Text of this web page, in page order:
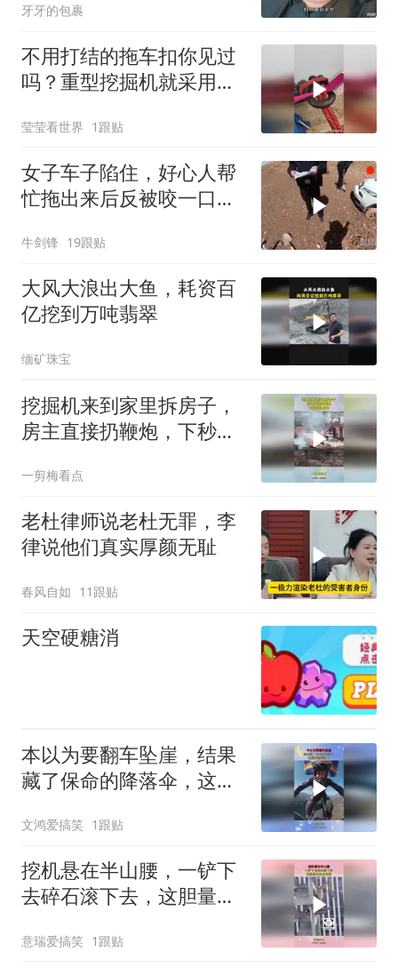
牙牙的包裹
不用打结的拖车扣你见过
吗？重型挖掘机就采用这
莹莹看世界 1跟贴
女子车子陷住，好心人帮
忙拖出来后反被咬一口车
牛剑锋 19跟贴
大风大浪出大鱼，耗资百
亿挖到万吨翡翠
缅矿珠宝
挖掘机来到家里拆房子，
房主直接扔鞭炮，下秒挖
一剪梅看点
老杜律师说老杜无罪，李
律说他们真实厚颜无耻
春风自如 11跟贴
天空硬糖消
本以为要翻车坠崖，结果
藏了保命的降落伞，这操
文鸿爱搞笑 1跟贴
挖机悬在半山腰，一铲下
去碎石滚下去，这胆量比
意瑞爱搞笑 1跟贴